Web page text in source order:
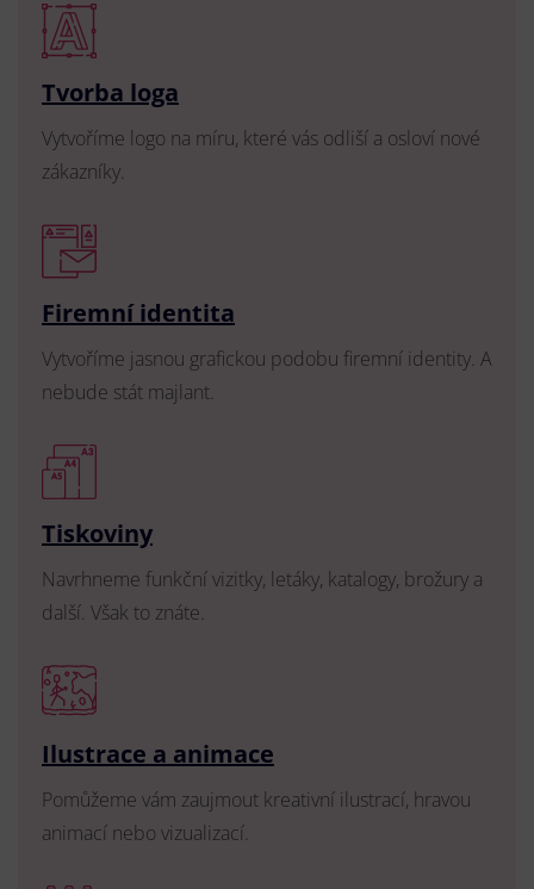
Tvorba loga
Vytvoříme logo na míru, které vás odliší a osloví nové
zákazníky.
Firemní identita
Vytvoříme jasnou grafickou podobu firemní identity. A
nebude stát majlant.
Tiskoviny
Navrhneme funkční vizitky, letáky, katalogy, brožury a
další. Však to znáte.
Ilustrace a animace
Pomůžeme vám zaujmout kreativní ilustrací, hravou
animací nebo vizualizací.